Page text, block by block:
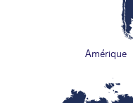
Amérique